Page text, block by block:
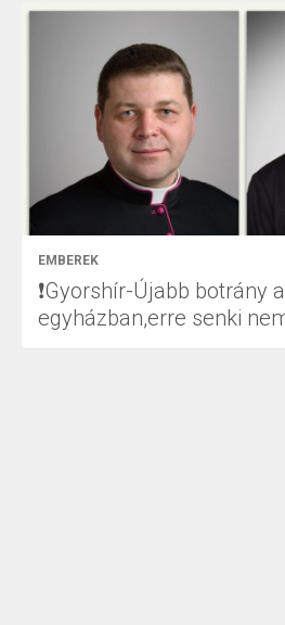
EMBEREK
❗Gyorshír-Újabb botrány
egyházban,erre senki